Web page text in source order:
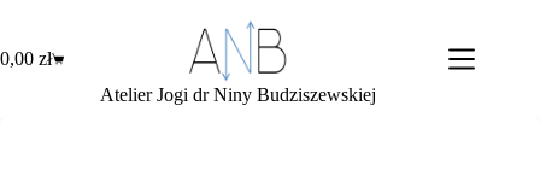
treści
Koszyk
0,00 zł
Atelier Jogi dr Niny Budziszewskiej